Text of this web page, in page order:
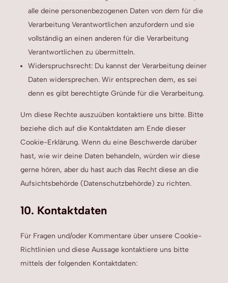
alle deine personenbezogenen Daten von dem für die
Verarbeitung Verantwortlichen anzufordern und sie
vollständig an einen anderen für die Verarbeitung
Verantwortlichen zu übermitteln.
Widerspruchsrecht: Du kannst der Verarbeitung deiner
Daten widersprechen. Wir entsprechen dem, es sei
denn es gibt berechtigte Gründe für die Verarbeitung.
Um diese Rechte auszuüben kontaktiere uns bitte. Bitte
beziehe dich auf die Kontaktdaten am Ende dieser
Cookie-Erklärung. Wenn du eine Beschwerde darüber
hast, wie wir deine Daten behandeln, würden wir diese
gerne hören, aber du hast auch das Recht diese an die
Aufsichtsbehörde (Datenschutzbehörde) zu richten.
10. Kontaktdaten
Für Fragen und/oder Kommentare über unsere Cookie-
Richtlinien und diese Aussage kontaktiere uns bitte
mittels der folgenden Kontaktdaten: